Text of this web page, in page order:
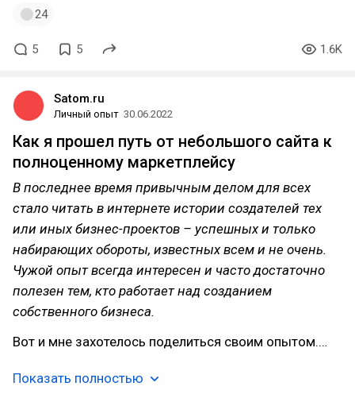
24
5 5 1.6K
Satom.ru
Личный опыт 30.06.2022
Как я прошел путь от небольшого сайта к
полноценному маркетплейсу
В последнее время привычным делом для всех
стало читать в интернете истории создателей тех
или иных бизнес-проектов – успешных и только
набирающих обороты, известных всем и не очень.
Чужой опыт всегда интересен и часто достаточно
полезен тем, кто работает над созданием
собственного бизнеса.
Вот и мне захотелось поделиться своим опытом.…
Показать полностью